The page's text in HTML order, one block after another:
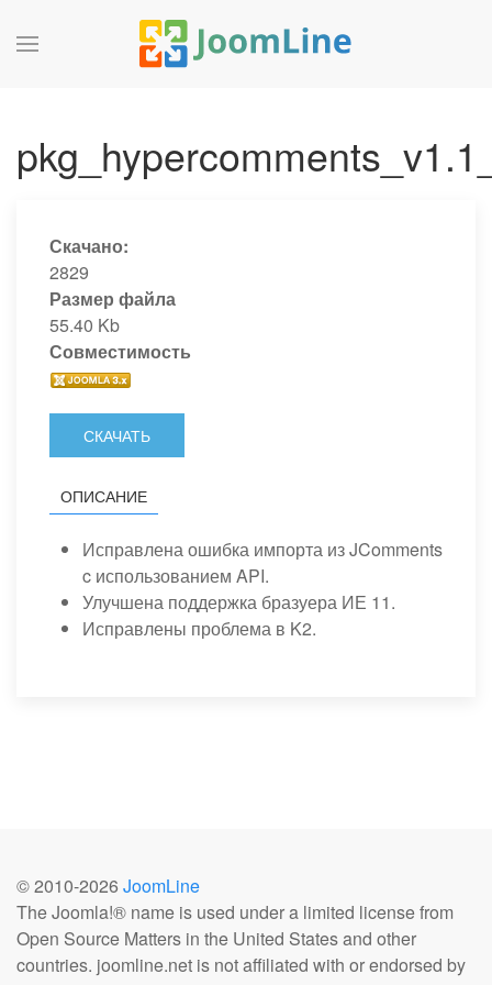
Скачано:
2829
Размер файла
55.40 Kb
Совместимость
СКАЧАТЬ
ОПИСАНИЕ
Исправлена ошибка импорта из JComments
c использованием API.
Улучшена поддержка бразуера ИЕ 11.
Исправлены проблема в K2.
© 2010-2026 JoomLine
The Joomla!® name is used under a limited license from
Open Source Matters in the United States and other
countries. joomline.net is not affiliated with or endorsed by